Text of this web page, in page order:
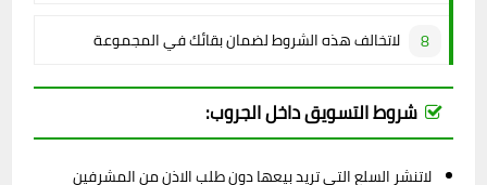
لاتخالف هذه الشروط لضمان بقائك في المجموعة
شروط التسويق داخل الجروب:
لاتنشر السلع التي تريد بيعها دون طلب الاذن من المشرفين